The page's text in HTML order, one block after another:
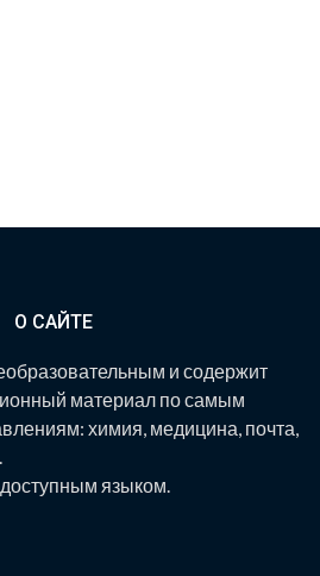
О САЙТЕ
и содержит
материал по самым
химия, медицина, почта,
языком.